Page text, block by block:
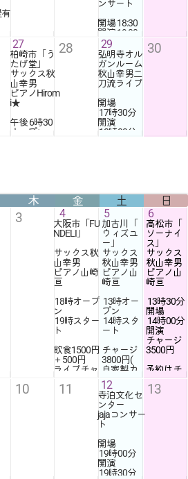
3 4
大阪市「FU
NDELI」
サックス秋
山幸男
ピアノ山崎
亘
18時オープ
19時スター
ト
飲食1500円
＋500円
ライブチャ
住所、大阪
市東住吉区
北田辺4-6-8
5
加古川「
ウィズユ
ー」
サックス
秋山幸男
ピアノ山
崎亘
13時オー
14時スタ
ート
チャージ
3800円(
自家製カ
レー&ワ
ンドリン
ク付)
予約はチ
ケットjaja
と
お店まで
079-431-4
526
6
高松市「
ソーナイ
ス」
サックス
秋山幸男
ピアノ山
崎亘
13時30分
開場
14時00分
開演
チャージ
3500円
予約はチ
ケットjaja
と
10 11 12
寺泊文化セ
ンター
jajaコンサー
ト
開場
19時00分
開演
19時30分
13
木 金 土 日
ス
ンサート
開場18:30
開演19:00
前売りチケ
ット4000円
当日4500円
高校生以下
無料
予約はチケ
ットjajaと
いわき支援
隊ビワロー
27
柏崎市「う
たげ堂」
サックス秋
山幸男
ピアノHirom
i★
午後 6時30
オープン
ク付き)
予約はチケ
癒されてく
28 29
弘明寺オル
ガンルーム
秋山幸男二
刀流ライブ
開場
17時30分
開演
18時00分
予約はチケ
ットjajaと
0903315589
1秋山まで
京急弘明寺
駅より徒歩9
分
わからない
人は電話で
教えますよ
ー
30